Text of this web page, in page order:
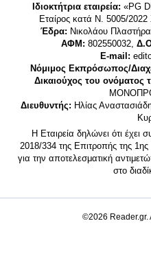
Ιδιοκτήτρια εταιρεία: «PG
Εταίρος κατά Ν. 5005/
Έδρα: Νικολάου
ΑΦΜ: 802550032,
E-mail:
Νόμιμος Εκπρόσωπος/
Δικαιούχος του ονόματος
Διευθυντής: Ηλίας
Η Εταιρεία δηλώνει ότι
2018/334 της Επιτροπής της
για την αποτελεσματική
στο
©2026 Reader.gr.